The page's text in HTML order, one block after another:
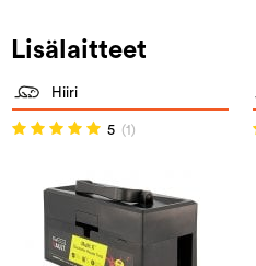
Lisälaitteet
Hiiri
5 (1)